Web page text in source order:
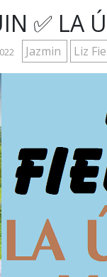
✅ LA
Jazmin Liz